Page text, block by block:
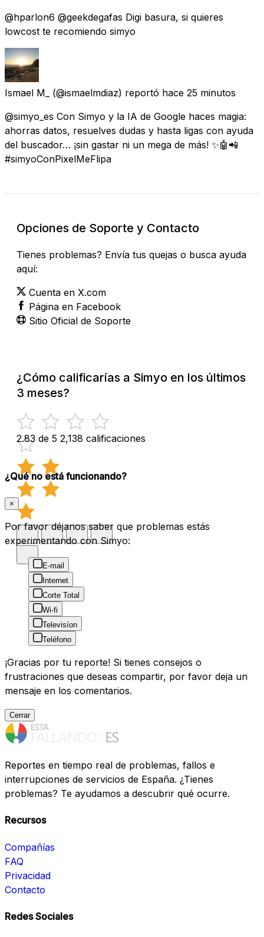
@hparlon6 @geekdegafas Digi basura, si quieres
lowcost te recomiendo simyo
Ismael M_ (@ismaelmdiaz) reportó hace 25 minutos
@simyo_es Con Simyo y la IA de Google haces magia:
ahorras datos, resuelves dudas y hasta ligas con ayuda
del buscador… ¡sin gastar ni un mega de más! ✨🤖📲
#simyoConPixelMeFlipa
Opciones de Soporte y Contacto
Tienes problemas? Envía tus quejas o busca ayuda
aquí:
Cuenta en X.com
Página en Facebook
Sitio Oficial de Soporte
¿Cómo calificarías a Simyo en los últimos
3 meses?
2.83 de 5 2,138 calificaciones
¿Qué no está funcionando?
×
Por favor déjanos saber que problemas estás
experimentando con Simyo:
E-mail
Internet
Corte Total
Wi-fi
Televisíon
Teléfono
¡Gracias por tu reporte! Si tienes consejos o
frustraciones que deseas compartir, por favor deja un
mensaje en los comentarios.
Cerrar
Reportes en tiempo real de problemas, fallos e
interrupciones de servicios de España. ¿Tienes
problemas? Te ayudamos a descubrir qué ocurre.
Recursos
Compañías
FAQ
Privacidad
Contacto
Redes Sociales